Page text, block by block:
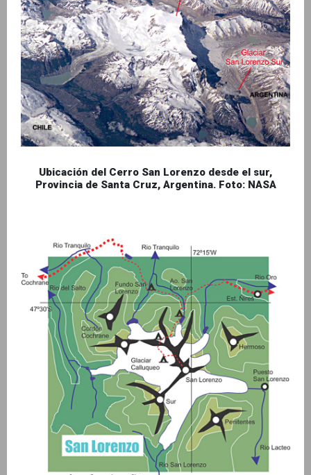
Ubicación del Cerro San Lorenzo desde el sur,
Provincia de Santa Cruz, Argentina. Foto: NASA